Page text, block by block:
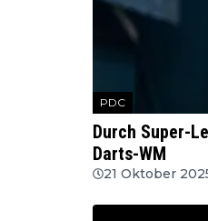
PDC
Durch Super-
Darts-WM
21 Oktober